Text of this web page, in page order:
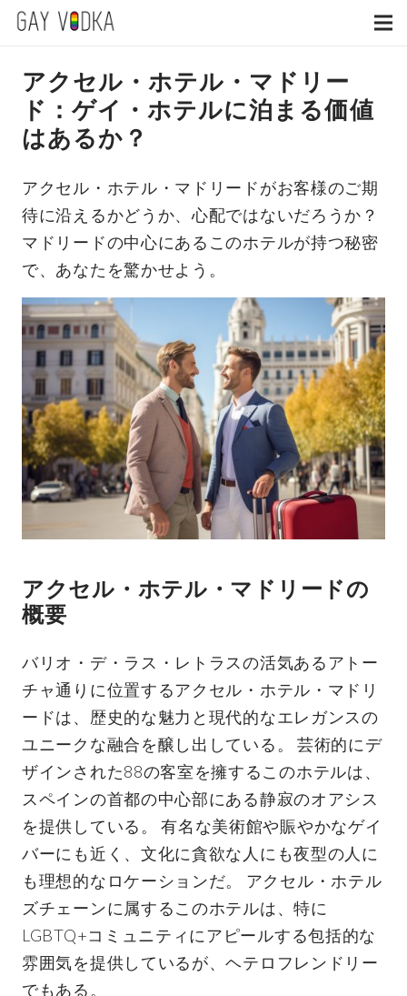
アクセル・ホテル・マドリー
ド：ゲイ・ホテルに泊まる価値
はあるか？
アクセル・ホテル・マドリードがお客様のご期
待に沿えるかどうか、心配ではないだろうか？
マドリードの中心にあるこのホテルが持つ秘密
で、あなたを驚かせよう。
アクセル・ホテル・マドリードの
概要
バリオ・デ・ラス・レトラスの活気あるアトー
チャ通りに位置するアクセル・ホテル・マドリ
ードは、歴史的な魅力と現代的なエレガンスの
ユニークな融合を醸し出している。 芸術的にデ
ザインされた88の客室を擁するこのホテルは、
スペインの首都の中心部にある静寂のオアシス
を提供している。 有名な美術館や賑やかなゲイ
バーにも近く、文化に貪欲な人にも夜型の人に
も理想的なロケーションだ。 アクセル・ホテル
ズチェーンに属するこのホテルは、特に
LGBTQ+コミュニティにアピールする包括的な
雰囲気を提供しているが、ヘテロフレンドリー
でもある。